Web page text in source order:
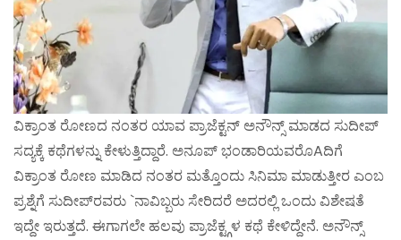
ವಿಕ್ರಾಂತ ರೋಣದ ನಂತರ ಯಾವ ಪ್ರಾಜೆಕ್ಟನ್ ಅನೌನ್ಸ್ ಮಾಡದ ಸುದೀಪ್
ಸದ್ಯಕ್ಕೆ ಕಥೆಗಳನ್ನು ಕೇಳುತ್ತಿದ್ದಾರೆ. ಅನೂಪ್ ಭಂಡಾರಿಯವರೊAದಿಗೆ
ವಿಕ್ರಾಂತ ರೋಣ ಮಾಡಿದ ನಂತರ ಮತ್ತೊಂದು ಸಿನಿಮಾ ಮಾಡುತ್ತೀರ ಎಂಬ
ಪ್ರಶ್ನೆಗೆ ಸುದೀಪ್‌ರವರು `ನಾವಿಬ್ಬರು ಸೇರಿದರೆ ಅದರಲ್ಲಿ ಒಂದು ವಿಶೇಷತೆ
ಇದ್ದೇ ಇರುತ್ತದೆ. ಈಗಾಗಲೇ ಹಲವು ಪ್ರಾಜೆಕ್ಟ್ಗಳ ಕಥೆ ಕೇಳಿದ್ದೇನೆ. ಅನೌನ್ಸ್